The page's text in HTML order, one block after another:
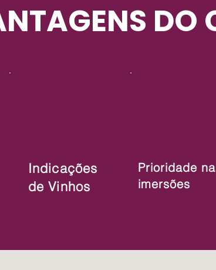
DO
Indicações
de Vinhos
Prioridade
imersões